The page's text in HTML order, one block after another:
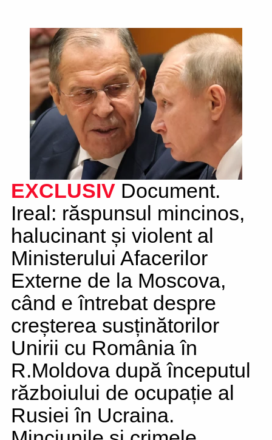
EXCLUSIV Document.
Ireal: răspunsul mincinos,
halucinant și violent al
Ministerului Afacerilor
Externe de la Moscova,
când e întrebat despre
creșterea susținătorilor
Unirii cu România în
R.Moldova după începutul
războiului de ocupație al
Rusiei în Ucraina.